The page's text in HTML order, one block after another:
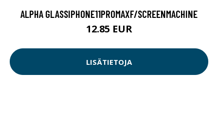
ALPHA GLASSIPHONE11PROMAXF/SCREENMACHINE
12.85 EUR
LISÄTIETOJA